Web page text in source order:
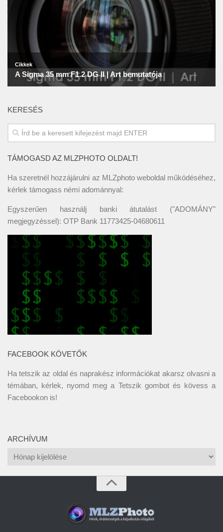
KERESÉS
TÁMOGASD AZ MLZPHOTO OLDALT!
Ha szeretnél hozzájárulni az MLZphoto weboldal működéséhez,
kérlek támogass némi adománnyal:
Egyszerűen használj banki átutalást ("ADOMÁNY"
megjegyzéssel): OTP Bank 11773425-04680611
FACEBOOK KÖVETŐK
Ha tetszik az oldal és naprakész információkat akarsz olvasni a
témában, kérlek, nyomd meg a Tetszik gombot és kövess a
Facebookon is!
ARCHÍVUM
Archívum